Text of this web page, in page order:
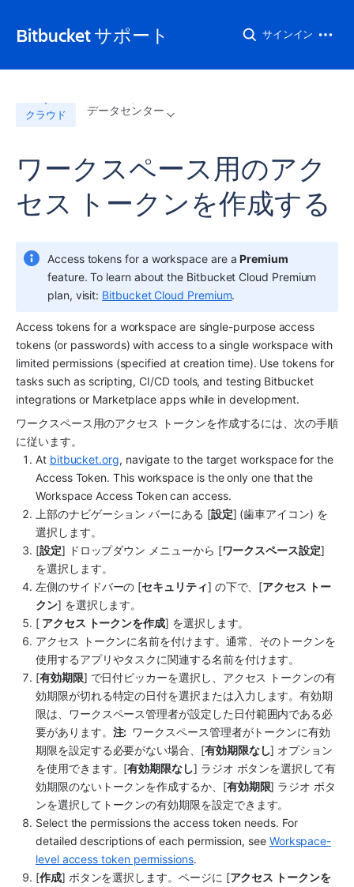
Bitbucket サポート サインイン
クラウド データセンター
ワークスペース用のアク
セス トークンを作成する
Access tokens for a workspace are a Premium
feature. To learn about the Bitbucket Cloud Premium
plan, visit: Bitbucket Cloud Premium.
Access tokens for a workspace are single-purpose access
tokens (or passwords) with access to a single workspace with
limited permissions (specified at creation time). Use tokens for
tasks such as scripting, CI/CD tools, and testing Bitbucket
integrations or Marketplace apps while in development.
ワークスペース用のアクセス トークンを作成するには、次の手順
に従います。
At bitbucket.org, navigate to the target workspace for the
Access Token. This workspace is the only one that the
Workspace Access Token can access.
上部のナビゲーション バーにある [設定] (歯車アイコン) を
選択します。
[設定] ドロップダウン メニューから [ワークスペース設定]
を選択します。
左側のサイドバーの [セキュリティ] の下で、[アクセス トー
クン] を選択します。
[ アクセス トークンを作成] を選択します。
アクセス トークンに名前を付けます。通常、そのトークンを
使用するアプリやタスクに関連する名前を付けます。
[有効期限] で日付ピッカーを選択し、アクセス トークンの有
効期限が切れる特定の日付を選択または入力します。有効期
限は、ワークスペース管理者が設定した日付範囲内である必
要があります。 注: ワークスペース管理者がトークンに有効
期限を設定する必要がない場合、[有効期限なし] オプション
を使用できます。[有効期限なし] ラジオ ボタンを選択して有
効期限のないトークンを作成するか、[有効期限] ラジオ ボタ
ンを選択してトークンの有効期限を設定できます。
Select the permissions the access token needs. For
detailed descriptions of each permission, see Workspace-
level access token permissions.
[作成] ボタンを選択します。ページに [アクセス トークンを